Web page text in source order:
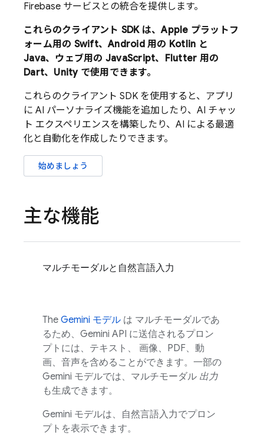
Firebase サービスとの統合を提供します。
これらのクライアント SDK は、Apple プラットフ
ォーム用の Swift、Android 用の Kotlin と
Java、ウェブ用の JavaScript、Flutter 用の
Dart、Unity で使用できます。
これらのクライアント SDK を使用すると、アプリ
に AI パーソナライズ機能を追加したり、AI チャッ
ト エクスペリエンスを構築したり、AI による最適
化と自動化を作成したりできます。
始めましょう
主な機能
マルチモーダルと自然言語入力
The Gemini モデル は マルチモーダルであ
るため、 Gemini API に送信されるプロン
プトには、テキスト、 画像、PDF、動
画、音声を含めることができます。一部の
Gemini モデルでは、マルチモーダル 出力
も生成できます。
Gemini モデルは、自然言語入力でプロン
プトを表示できます。